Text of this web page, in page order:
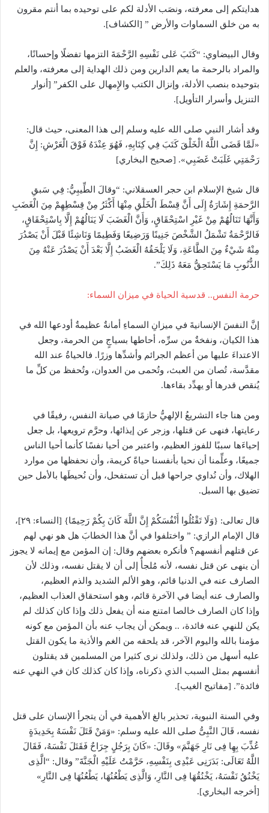
هدايتكم إلى معرفته، ونصَب الأدلة لكم على توحيده بما أنتم مقرون
به من خلق السماوات والأرض ” [الكشاف].
وقال البيضاوي: “كَتَبَ عَلى نَفْسِهِ الرَّحْمَةَ التزمها تفضلًا وإحسانًا،
والمراد بالرحمة ما يعم الدارين ومن ذلك الهداية إلى معرفته، والعلم
بتوحيده بنصب الأدلة، وإنزال الكتب والإِمهال على الكفر” [أنوار
التنزيل وأسرار التأويل].
وقد أشار النبي صلى الله عليه وسلم إلى هذا المعنى، حيث قال:
«لَمَّا قَضَى اللَّهُ الْخَلْقَ كَتَبَ فِي كِتَابِهِ، فَهُوَ عِنْدَهُ فَوْقَ الْعَرْشِ: إِنَّ
رَحْمَتِي غَلَبَتْ غَضَبِي». [صحيح البخاري]
قال شيخ الإسلام ابن حجر العسقلاني: “وقالَ الطِّيبِيُّ: فِي سَبقِ
الرَّحمَةِ إِشَارَةٌ إِلَى أَنَّ قِسْطَ الْخَلْقِ مِنْهَا أَكْثَرُ مِنْ قِسْطِهِمْ مِنَ الْغَضَبِ
وَأَنَّهَا تَنَالُهُمْ مِنْ غَيْرِ اسْتِحْقَاقٍ، وَأَنَّ الْغَضَبَ لَا يَنَالُهُمْ إِلَّا بِاسْتِحْقَاقٍ،
فَالرَّحْمَةُ تَشْمَلُ الشَّخْصَ جَنِينًا وَرَضِيعًا وَفَطِيمًا وَنَاشِئًا قَبْلَ أَنْ يَصْدُرَ
مِنْهُ شَيْءٌ مِنَ الطَّاعَةِ، وَلَا يَلْحَقُهُ الْغَضَبُ إِلَّا بَعْدَ أَنْ يَصْدُرَ عَنْهُ مِنَ
الذُّنُوبِ مَا يَسْتَحِقُّ مَعَهُ ذَلِكَ”.
حرمة النفس.. قدسية الحياة في ميزان السماء:
إنَّ النفسَ الإنسانيةَ في ميزانِ السماءِ أمانةٌ عظيمةٌ أودعها الله في
هذا الكيان، ونفخةٌ من سرِّه، أحاطها بسياجٍ من الحرمة، وجعل
الاعتداءَ عليها من أعظم الجرائم وأشدِّها وزرًا. فالحياةُ عند الله
مقدَّسة، تُصان من العبث، وتُحمى من العدوان، وتُحفظ من كلِّ ما
يُنقص قدرها أو يهدِّد بقاءها.
ومن هنا جاء التشريعُ الإلهيُّ حازمًا في صيانة النفس، رفيقًا في
رعايتها، فنهى عن قتلها، وزجر عن إيذائها، وحرَّم ترويعها، بل جعل
إحياءَها سببًا للفوز العظيم، واعتبر من أحيا نفسًا كأنما أحيا الناس
جميعًا، وعلِّمنا أن نحيا بأنفسنا حياةً كريمة، وأن نحفظها من موارد
الهلاك، وأن نُداوي جراحها قبل أن تستفحل، وأن نُحيطَها بالأمل حين
تضيق بها السبل.
قال تعالى: {وَلَا تَقْتُلُوا أَنْفُسَكُمْ إِنَّ اللَّهَ كَانَ بِكُمْ رَحِيمًا} [النساء: ٢٩]،
قال الإمام الرازي: ” واختلفوا في أنَّ هذا الخطابَ هل هو نهي لهم
عن قتلهم أنفسهم؟ فأنكره بعضهم وقال: إن المؤمن مع إيمانه لا يجوز
أن ينهى عن قتل نفسه، لأنه مُلجأٌ إلى أن لا يقتل نفسه، وذلك لأن
الصارف عنه في الدنيا قائم، وهو الألم الشديد والذم العظيم،
والصارف عنه أيضا في الآخرة قائم، وهو استحقاق العذاب العظيم،
وإذا كان الصارف خالصا امتنع منه أن يفعل ذلك وإذا كان كذلك لم
يكن للنهي عنه فائدة، .. ويمكن أن يجاب عنه بأن المؤمن مع كونه
مؤمنا بالله واليوم الآخر، قد يلحقه من الغم والأذية ما يكون القتل
عليه أسهل من ذلك، ولذلك نرى كثيرا من المسلمين قد يقتلون
أنفسهم بمثل السبب الذي ذكرناه، وإذا كان كذلك كان في النهي عنه
فائدة”. [مفاتيح الغيب].
وفي السنة النبوية، تحذير بالغ الأهمية في أن يتجرأ الإنسان على قتل
نفسه، قَالَ النَّبِىُّ صلى الله عليه وسلم: «وَمَنْ قَتَلَ نَفْسَهُ بِحَدِيدَةٍ
عُذِّبَ بِهِا فِى نَارِ جَهَنَّمَ» وقَالَ: «كَانَ بِرَجُلٍ جِرَاحٌ فَقَتَلَ نَفْسَهُ، فَقَالَ
اللَّهُ تَعَالَى: بَدَرَنِى عَبْدِى بِنَفْسِهِ، حَرَّمْتُ عَلَيْهِ الْجَنَّةَ” وقال: “الَّذِى
يَخْنُقُ نَفْسَهُ، يَخْنُقُهَا فِى النَّارِ، وَالَّذِى يَطْعُنُهَا، يَطْعُنُهَا فِى النَّارِ»
[أخرجه البخاري].